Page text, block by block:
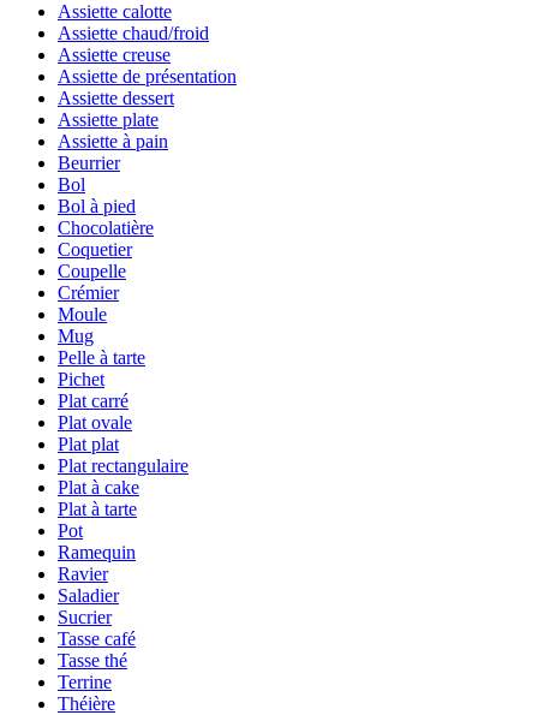
Assiette calotte
Assiette chaud/froid
Assiette creuse
Assiette de présentation
Assiette dessert
Assiette plate
Assiette à pain
Beurrier
Bol
Bol à pied
Chocolatière
Coquetier
Coupelle
Crémier
Moule
Mug
Pelle à tarte
Pichet
Plat carré
Plat ovale
Plat plat
Plat rectangulaire
Plat à cake
Plat à tarte
Pot
Ramequin
Ravier
Saladier
Sucrier
Tasse café
Tasse thé
Terrine
Théière